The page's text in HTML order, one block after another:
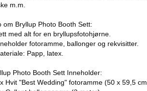
m.m.
om Bryllup Photo Booth Sett:
med alt for en bryllupsfotohjørne.
fotoramme, ballonger og rekvisitter.
Papp, latex.
Photo Booth Sett Inneholder:
Hvit "Best Wedding" fotoramme (50 x 59,5